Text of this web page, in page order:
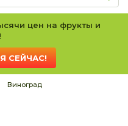
цен на фрукты и
СЕЙЧАС!
Виноград